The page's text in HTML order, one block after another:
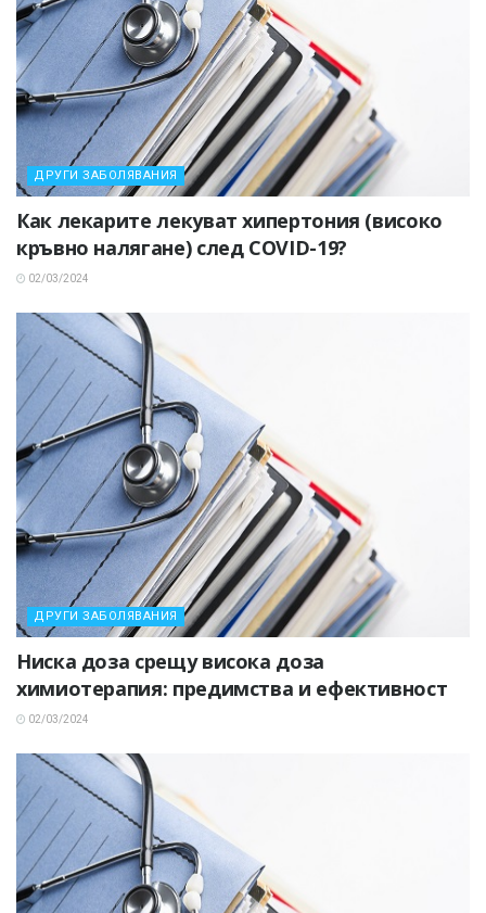
ДРУГИ ЗАБОЛЯВАНИЯ
Как лекарите лекуват хипертония (високо
кръвно налягане) след COVID-19?
02/03/2024
ДРУГИ ЗАБОЛЯВАНИЯ
Ниска доза срещу висока доза
химиотерапия: предимства и ефективност
02/03/2024